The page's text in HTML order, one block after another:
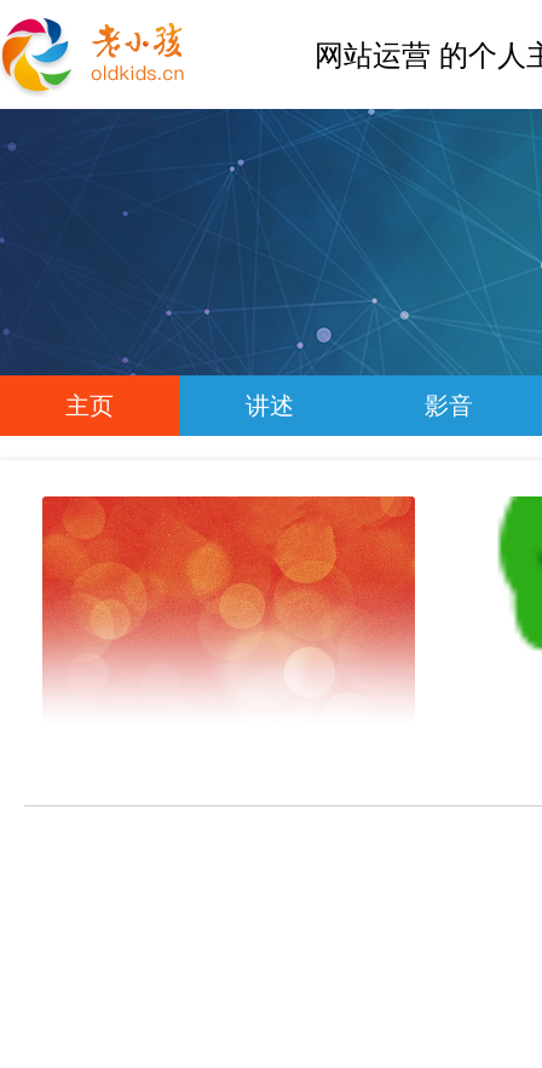
网站运营 的个人
主页 讲述 影音